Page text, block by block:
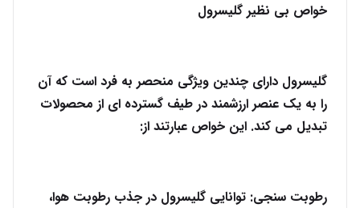
خواص بی نظیر گلیسرول
گلیسرول دارای چندین ویژگی منحصر به فرد است که آن
را به یک عنصر ارزشمند در طیف گسترده ای از محصولات
تبدیل می کند. این خواص عبارتند از:
رطوبت سنجی: توانایی گلیسرول در جذب رطوبت هوا،